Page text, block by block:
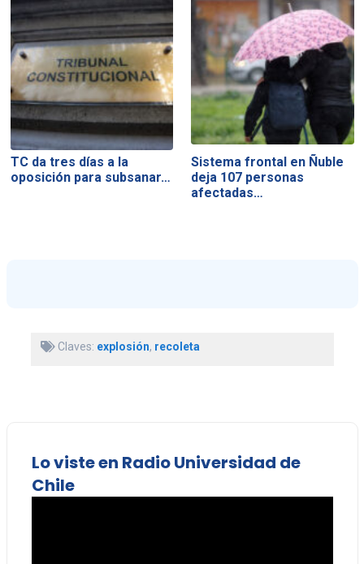
TC da tres días a la
oposición para subsanar…
Sistema frontal en Ñuble
deja 107 personas
afectadas…
Claves: explosión, recoleta
Lo viste en Radio Universidad de
Chile